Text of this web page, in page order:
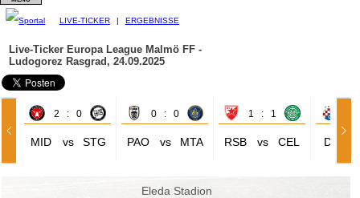
LIVE-TICKER | ERGEBNISSE
Live-Ticker Europa League Malmö FF -
Ludogorez Rasgrad, 24.09.2025
2 : 0
MID vs STG
0 : 0
PAO vs MTA
1 : 1
RSB vs CEL DIZ
Eleda Stadion